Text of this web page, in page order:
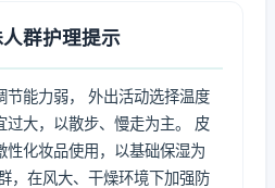
群护理提示
节能力弱， 外出活动选择温度
过大，以散步、慢走为主。 皮
性化妆品使用，以基础保湿为
，在风大、干燥环境下加强防